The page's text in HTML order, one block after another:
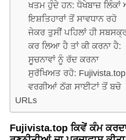
ਖਤਮ ਹੁੰਦੇ ਹਨ: ਧੋਖੇਬਾਜ਼ ਲਿੰਕਾਂ
ਇਸ਼ਤਿਹਾਰਾਂ ਤੋਂ ਸਾਵਧਾਨ ਰਹੋ
ਜੇਕਰ ਤੁਸੀਂ ਪਹਿਲਾਂ ਹੀ
ਕਰ ਲਿਆ ਹੈ ਤਾਂ ਕੀ ਕਰਨਾ ਹੈ:
ਸੂਚਨਾਵਾਂ ਨੂੰ ਰੱਦ ਕਰਨਾ
ਸੁਰੱਖਿਅਤ ਰਹੋ: Fujivista.top
ਵਰਗੀਆਂ ਠੱਗ ਸਾਈਟਾਂ ਤੋਂ ਬਚੋ
URLs
Fujivista.top ਕਿਵੇਂ ਕੰਮ